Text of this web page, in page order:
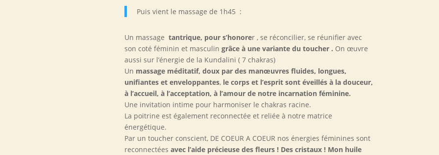
Puis vient le massage de 1h45 :
Un massage tantrique, pour s’honorer , se réconcilier, se réunifier avec
son coté féminin et masculin grâce à une variante du toucher . On œuvre
aussi sur l’énergie de la Kundalini ( 7 chakras)
Un massage méditatif, doux par des manœuvres fluides, longues,
unifiantes et enveloppantes, le corps et l’esprit sont éveillés à la douceur,
à l’accueil, à l’acceptation, à l’amour de notre incarnation féminine.
Une invitation intime pour harmoniser le chakras racine.
La poitrine est également reconnectée et reliée à notre matrice
énergétique.
Par un toucher conscient, DE COEUR A COEUR nos énergies féminines sont
reconnectées avec l’aide précieuse des fleurs ! Des cristaux ! Mon huile